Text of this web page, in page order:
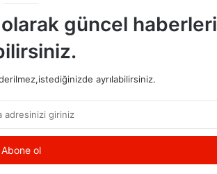
güncel haberleri
ayrılabilirsiniz.